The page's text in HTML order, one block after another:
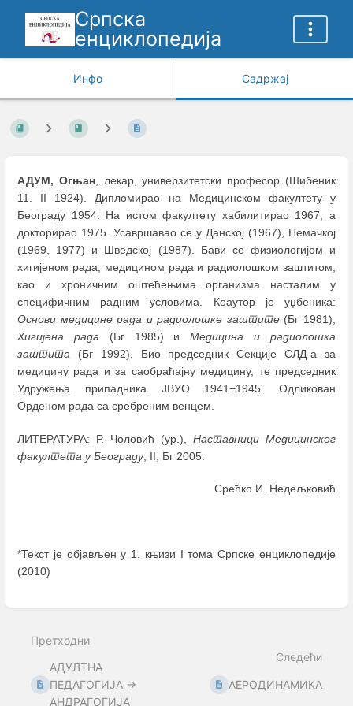
Српска
енциклопедија
Инфо Садржај
АДУМ, Огњан, лекар, универзитетски професор (Шибеник
11. II 1924). Дипломирао на Медицинском факултету у
Београду 1954. На истом факултету хабилитирао 1967, а
докторирао 1975. Усавршавао се у Данској (1967), Немачкој
(1969, 1977) и Шведској (1987). Бави се физиологијом и
хигијеном рада, медицином рада и радиолошком заштитом,
као и хроничним оштећењима организма насталим у
специфичним радним условима. Коаутор је уџбеника:
Основи медицине рада и радиолошке заштите(Бг 1981),
Хигијена рада(Бг 1985) иМедицина и радиолошка
заштита (Бг 1992). Био председник Секције СЛД-а за
медицину рада и за саобраћајну медицину, те председник
Удружења припадника ЈВУО 1941−1945. Одликован
Орденом рада са сребреним венцем.
ЛИТЕРАТУРА: Р. Чоловић (ур.), Наставници Медицинског
факултета у Београду, II, Бг 2005.
Срећко И. Недељковић
*Текст је објављен у 1. књизи I тома Српске енциклопедије
(2010)
mode
Претходни
АДУЛТНА
ПЕДАГОГИЈА →
АНДРАГОГИЈА
Следећи
АЕРОДИНАМИКА